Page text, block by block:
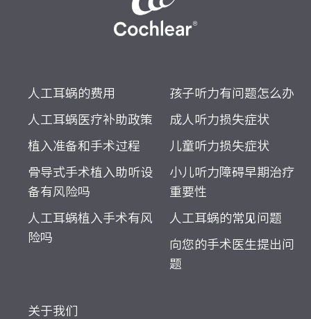
人工耳蜗的费用
人工耳蜗医疗补助政策
植入准备和手术过程
骨导式手术植入助听设
备有风险吗
人工耳蜗植入手术有风
险吗
孩子听力有问题怎么办
成人听力损失症状
儿童听力损失症状
小儿听力障碍早期治疗
重要性
人工耳蜗的常见问题
向您的手术医生提出问
题
关于我们